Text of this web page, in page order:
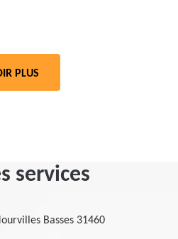
PLUS
services
Basses 31460